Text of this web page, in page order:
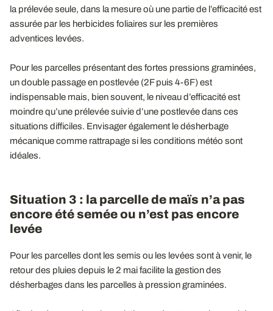
la prélevée seule, dans la mesure où une partie de l’efficacité est
assurée par les herbicides foliaires sur les premières
adventices levées.
Pour les parcelles présentant des fortes pressions graminées,
un double passage en postlevée (2F puis 4-6F) est
indispensable mais, bien souvent, le niveau d’efficacité est
moindre qu’une prélevée suivie d’une postlevée dans ces
situations difficiles. Envisager également le désherbage
mécanique comme rattrapage si les conditions météo sont
idéales.
Situation 3 : la parcelle de maïs n’a pas
encore été semée ou n’est pas encore
levée
Pour les parcelles dont les semis ou les levées sont à venir, le
retour des pluies depuis le 2 mai facilite la gestion des
désherbages dans les parcelles à pression graminées.